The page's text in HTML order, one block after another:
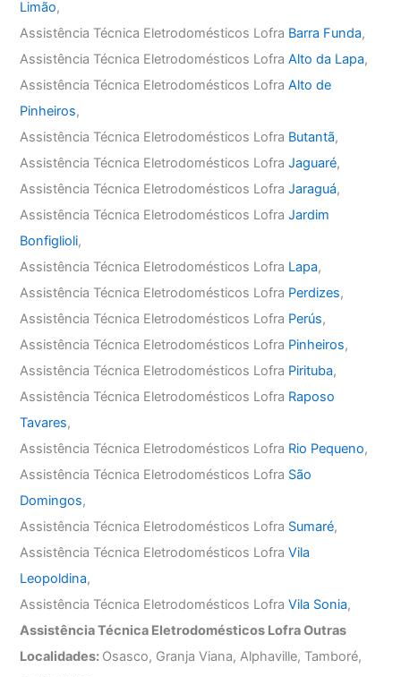
Limão,
Assistência Técnica Eletrodomésticos Lofra Barra Funda,
Assistência Técnica Eletrodomésticos LofraAlto da Lapa,
Assistência Técnica Eletrodomésticos LofraAlto de
Pinheiros,
Assistência Técnica Eletrodomésticos Lofra Butantã,
Assistência Técnica Eletrodomésticos LofraJaguaré,
Assistência Técnica Eletrodomésticos LofraJaraguá,
Assistência Técnica Eletrodomésticos LofraJardim
Bonfiglioli,
Assistência Técnica Eletrodomésticos Lofra Lapa,
Assistência Técnica Eletrodomésticos Lofra Perdizes,
Assistência Técnica Eletrodomésticos Lofra Perús,
Assistência Técnica Eletrodomésticos Lofra Pinheiros,
Assistência Técnica Eletrodomésticos Lofra Pirituba,
Assistência Técnica Eletrodomésticos Lofra Raposo
Tavares,
Assistência Técnica Eletrodomésticos Lofra Rio Pequeno,
Assistência Técnica Eletrodomésticos Lofra São
Domingos,
Assistência Técnica Eletrodomésticos Lofra Sumaré,
Assistência Técnica Eletrodomésticos LofraVila
Leopoldina,
Assistência Técnica Eletrodomésticos LofraVila Sonia,
Assistência Técnica Eletrodomésticos Lofra Outras
Localidades: Osasco, Granja Viana, Alphaville, Tamboré,